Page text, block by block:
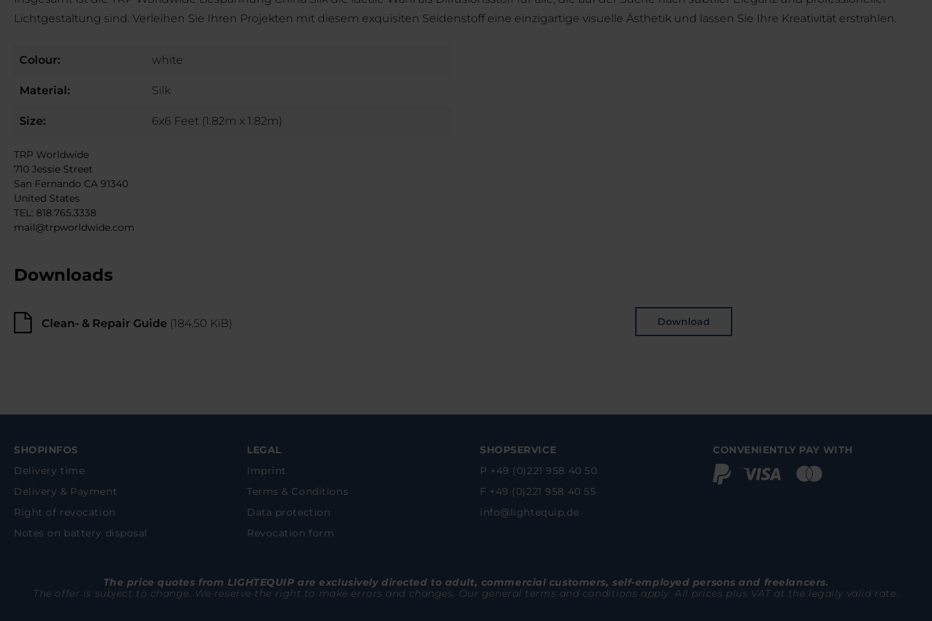
Lichtgestaltung sind. Verleihen Sie Ihren Projekten mit diesem exquisiten Seidenstoff eine einzigartige visuelle Ästhetik und lassen Sie Ihre Kreativität erstrahlen.
Colour: white
Material: Silk
Size: 6x6 Feet (1.82m x 1.82m)
TRP Worldwide
710 Jessie Street
San Fernando CA 91340
United States
TEL: 818.765.3338
mail@trpworldwide.com
Downloads
Clean- & Repair Guide (184.50 KiB) Download
SHOPINFOS
Delivery time
Delivery & Payment
Right of revocation
Notes on battery disposal
LEGAL
Imprint
Terms & Conditions
Data protection
Revocation form
SHOPSERVICE
P +49 (0)221 958 40 50
F +49 (0)221 958 40 55
info@lightequip.de
CONVENIENTLY PAY WITH
The price quotes from LIGHTEQUIP are exclusively directed to adult, commercial customers, self-employed persons and freelancers.
The offer is subject to change. We reserve the right to make errors and changes. Our general terms and conditions apply. All prices plus VAT at the legally valid rate.